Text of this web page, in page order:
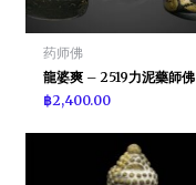
药师佛
龍婆爽 – 2519力泥藥師佛
฿2,400.00